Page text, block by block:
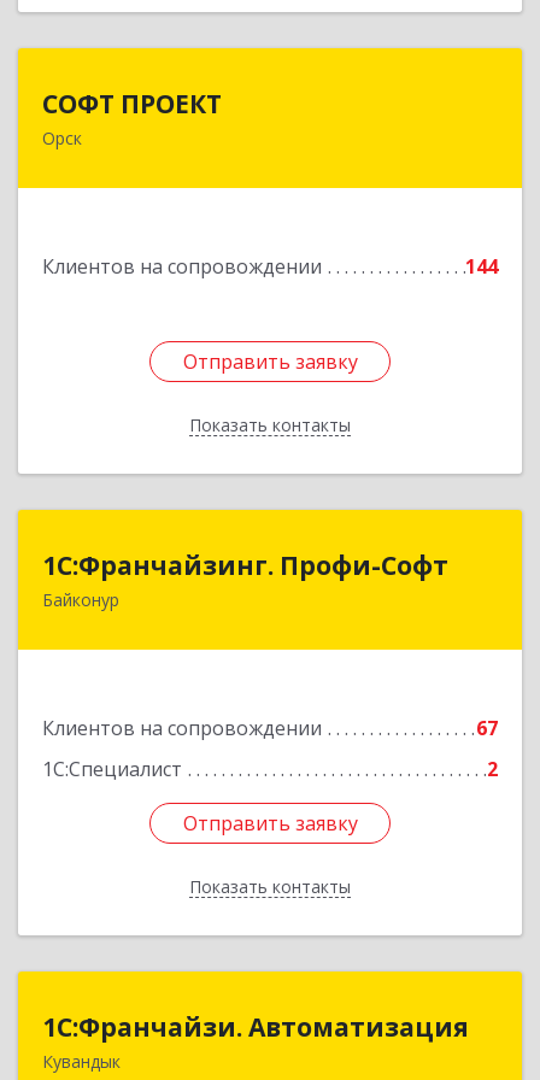
СОФТ ПРОЕКТ
Орск
Клиентов на сопровождении 144
Отправить заявку
Показать контакты
Отправить заявку
Назад
1С:Франчайзинг. Профи-Софт
Байконур
Клиентов на сопровождении
67
1С:Специалист
2
Отправить заявку
Показать контакты
1С:Франчайзинг. Профи-Софт
468320, Байконур г, Ленина ул, дом № 10,
Отправить заявку
Назад
1С:Франчайзи. Автоматизация
Кувандык
1С:Франчайзи. Автоматизация
462220, Оренбургская обл, Кувандыкский р-н,